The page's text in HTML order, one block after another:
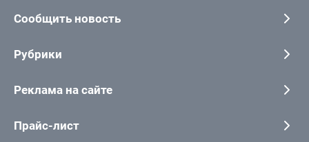
Сообщить новость
Рубрики
Реклама на сайте
Прайс-лист